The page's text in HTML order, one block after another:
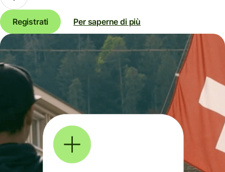
Registrati Per saperne di più